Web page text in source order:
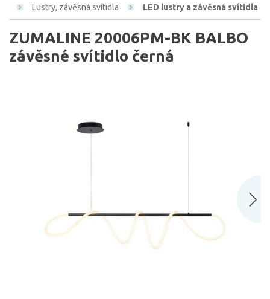
Lustry, závěsná svítidla LED lustry a závěsná svítidla
ZUMALINE 20006PM-BK BALBO
závěsné svítidlo černá